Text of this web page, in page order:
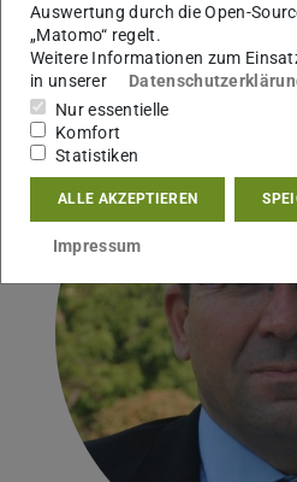
Steuerungshilfe für die
und der Bundesländer
”
Auswertung durch die Open-
„Matomo“ regelt.
Weitere Informationen zum
in unserer
Nur essentielle
Komfort
Statistiken
ALLE AKZEPTIEREN
Impressum